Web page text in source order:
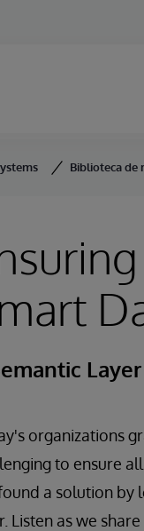
Biblioteca de
organizations
to ensure
a solution by
Listen as we